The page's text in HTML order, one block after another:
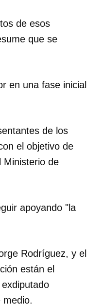
de esos
que se
en una fase inicial
de los
el objetivo de
Ministerio de
apoyando "la
Rodríguez, y el
están el